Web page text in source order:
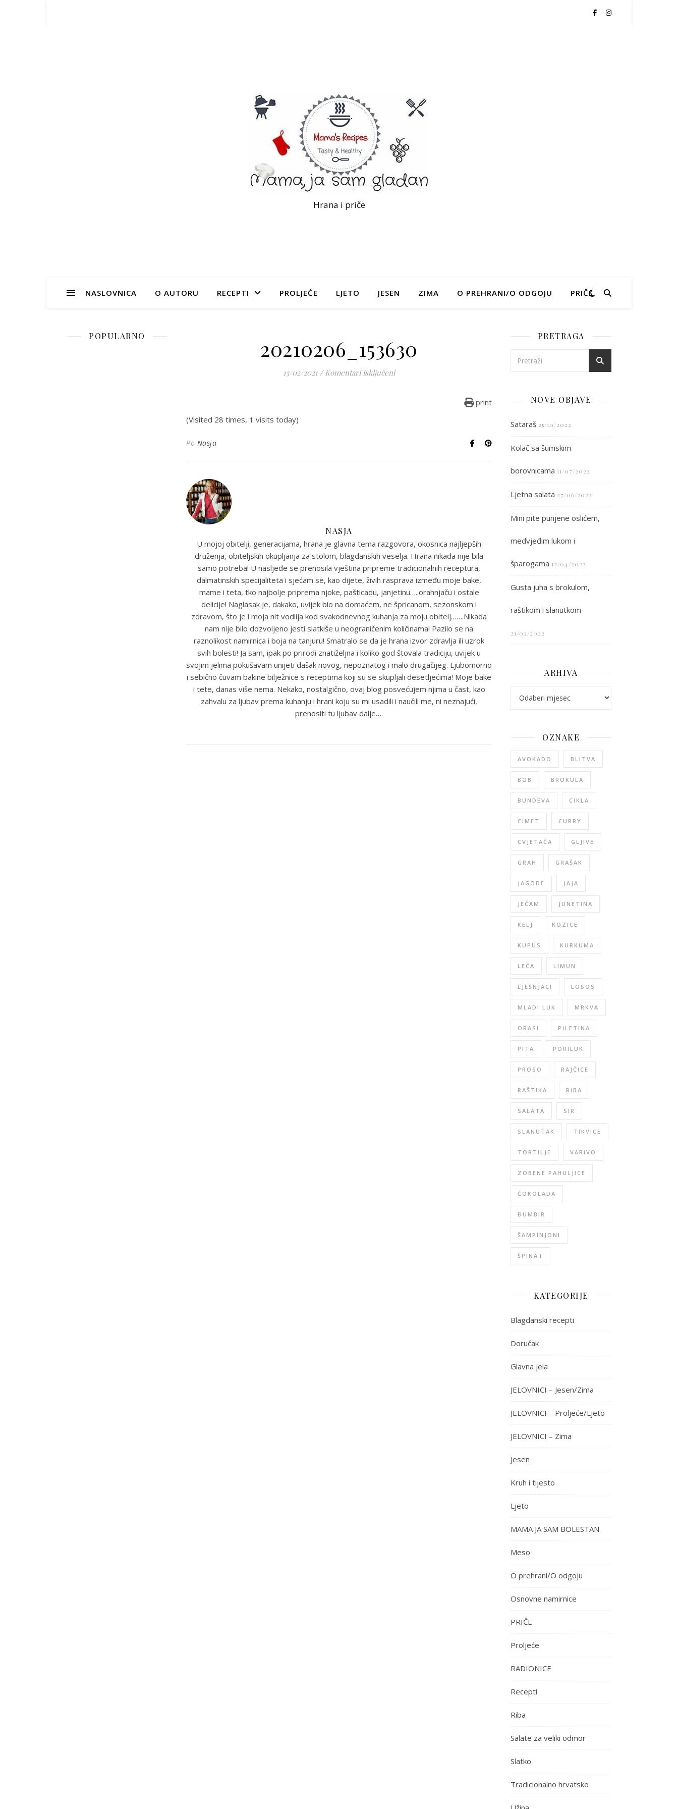
Hrana i priče
NASLOVNICA O AUTORU RECEPTI PROLJEĆE LJETO JESEN ZIMA O PREHRANI/O ODGOJU PRIČE
POPULARNO 20210206_153630
15/02/2021 / Komentari isključeniza 20210206_153630
print
(Visited 28 times, 1 visits today)
Po Nasja
NASJA
U mojoj obitelji, generacijama, hrana je glavna tema razgovora, okosnica najljepših
druženja, obiteljskih okupljanja za stolom, blagdanskih veselja. Hrana nikada nije bila
samo potreba! U nasljeđe se prenosila vještina pripreme tradicionalnih receptura,
dalmatinskih specijaliteta i sjećam se, kao dijete, živih rasprava između moje bake,
mame i teta, tko najbolje priprema njoke, pašticadu, janjetinu…..orahnjaču i ostale
delicije! Naglasak je, dakako, uvijek bio na domaćem, ne špricanom, sezonskom i
zdravom, što je i moja nit vodilja kod svakodnevnog kuhanja za moju obitelj…….Nikada
nam nije bilo dozvoljeno jesti slatkiše u neograničenim količinama! Pazilo se na
raznolikost namirnica i boja na tanjuru! Smatralo se da je hrana izvor zdravlja ili uzrok
svih bolesti! Ja sam, ipak po prirodi znatiželjna i koliko god štovala tradiciju, uvijek u
svojim jelima pokušavam unijeti dašak novog, nepoznatog i malo drugačijeg. Ljubomorno
i sebično čuvam bakine bilježnice s receptima koji su se skupljali desetljećima! Moje bake
i tete, danas više nema. Nekako, nostalgično, ovaj blog posvećujem njima u čast, kao
zahvalu za ljubav prema kuhanju i hrani koju su mi usadili i naučili me, ni neznajući,
prenositi tu ljubav dalje….
PRETRAGA
NOVE OBJAVE
Sataraš 25/10/2022
Kolač sa šumskim
borovnicama 11/07/2022
Ljetna salata 27/06/2022
Mini pite punjene oslićem,
medvjeđim lukom i
šparogama 12/04/2022
Gusta juha s brokulom,
raštikom i slanutkom
21/02/2022
ARHIVA
OZNAKE
AVOKADO BLITVA
BOB BROKULA
BUNDEVA CIKLA
CIMET CURRY
CVJETAČA GLJIVE
GRAH GRAŠAK
JAGODE JAJA
JEČAM JUNETINA
KELJ KOZICE
KUPUS KURKUMA
LEĆA LIMUN
LJEŠNJACI LOSOS
MLADI LUK MRKVA
ORASI PILETINA
PITA PORILUK
PROSO RAJČICE
RAŠTIKA RIBA
SALATA SIR
SLANUTAK TIKVICE
TORTILJE VARIVO
ZOBENE PAHULJICE
ČOKOLADA
ĐUMBIR
ŠAMPINJONI
ŠPINAT
KATEGORIJE
Blagdanski recepti
Doručak
Glavna jela
JELOVNICI – Jesen/Zima
JELOVNICI – Proljeće/Ljeto
JELOVNICI – Zima
Jesen
Kruh i tijesto
Ljeto
MAMA JA SAM BOLESTAN
Meso
O prehrani/O odgoju
Osnovne namirnice
PRIČE
Proljeće
RADIONICE
Recepti
Riba
Salate za veliki odmor
Slatko
Tradicionalno hrvatsko